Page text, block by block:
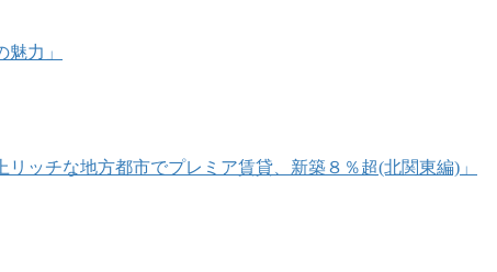
力」
ッチな地方都市でプレミア賃貸、新築８％超(北関東編)」